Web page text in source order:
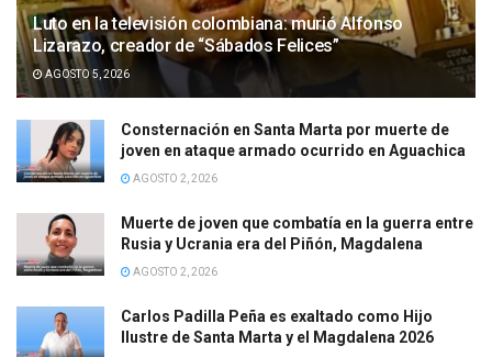
Luto en la televisión colombiana: murió Alfonso
Lizarazo, creador de “Sábados Felices”
AGOSTO 5, 2026
Consternación en Santa Marta por muerte de
joven en ataque armado ocurrido en Aguachica
AGOSTO 2, 2026
Muerte de joven que combatía en la guerra entre
Rusia y Ucrania era del Piñón, Magdalena
AGOSTO 2, 2026
Carlos Padilla Peña es exaltado como Hijo
Ilustre de Santa Marta y el Magdalena 2026